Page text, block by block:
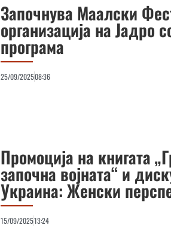
Започнува Маалски
организација на Јадро
програма
25/09/202508:36
Промоција на книгата
започна војната“ и
Украина: Женски
15/09/202513:24